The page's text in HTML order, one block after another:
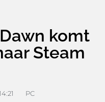
komt
Steam
PC